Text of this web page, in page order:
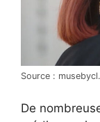
Source :
De